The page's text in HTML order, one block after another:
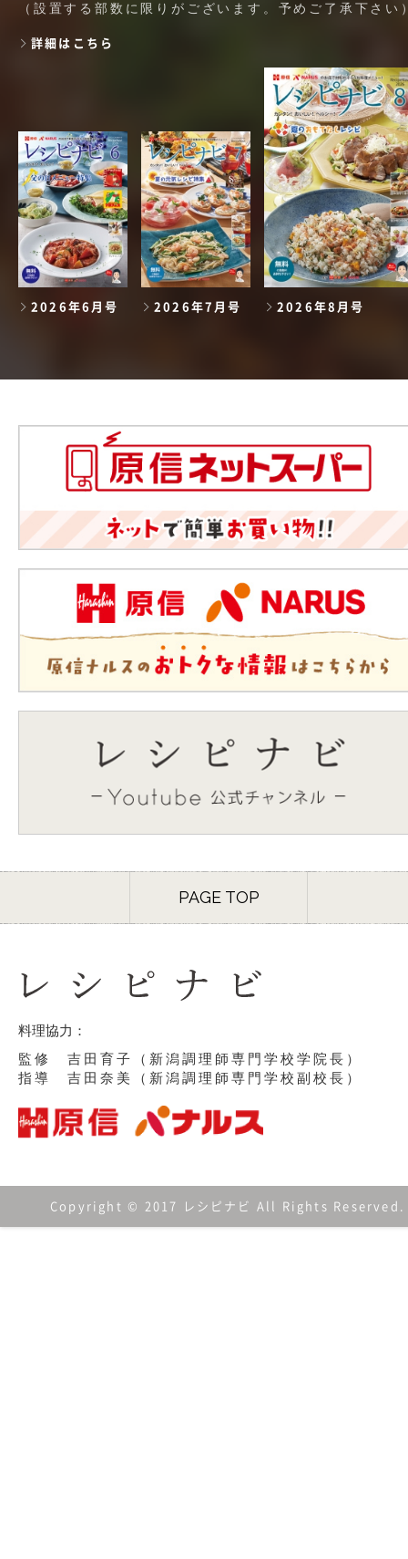
（設置する部数に限りがございます。予めご了承下さい
詳細はこちら
2026年6月号 2026年7月号 2026年8月号
PAGE TOP
料理協力：
監修 吉田育子（新潟調理師専門学校学院長）
指導 吉田奈美（新潟調理師専門学校副校長）
Copyright © 2017 レシピナビ All Rights Reserved.